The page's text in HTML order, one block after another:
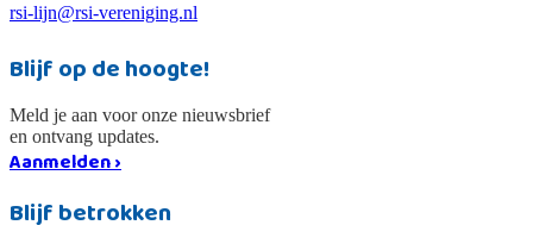
rsi-lijn@rsi-vereniging.nl
Blijf op de hoogte!
Meld je aan voor onze nieuwsbrief
en ontvang updates.
Aanmelden ›
Blijf betrokken